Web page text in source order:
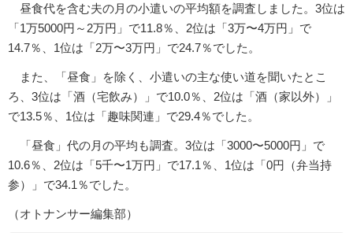
昼食代を含む夫の月の小遣いの平均額を調査しました。3位は
「1万5000円～2万円」で11.8％、2位は「3万〜4万円」で
14.7％、1位は「2万〜3万円」で24.7％でした。
また、「昼食」を除く、小遣いの主な使い道を聞いたとこ
ろ、3位は「酒（宅飲み）」で10.0％、2位は「酒（家以外）」
で13.5％、1位は「趣味関連」で29.4％でした。
「昼食」代の月の平均も調査。3位は「3000〜5000円」で
10.6％、2位は「5千〜1万円」で17.1％、1位は「0円（弁当持
参）」で34.1％でした。
（オトナンサー編集部）